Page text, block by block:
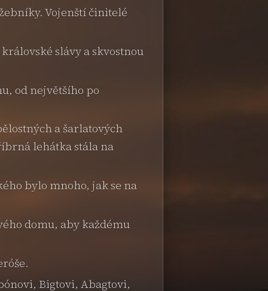
Vojenští činitelé
slávy a skvostnou
od největšího po
a šarlatových
lehátka stála na
bylo mnoho, jak se na
domu, aby každému
Bigtovi, Abagtovi,